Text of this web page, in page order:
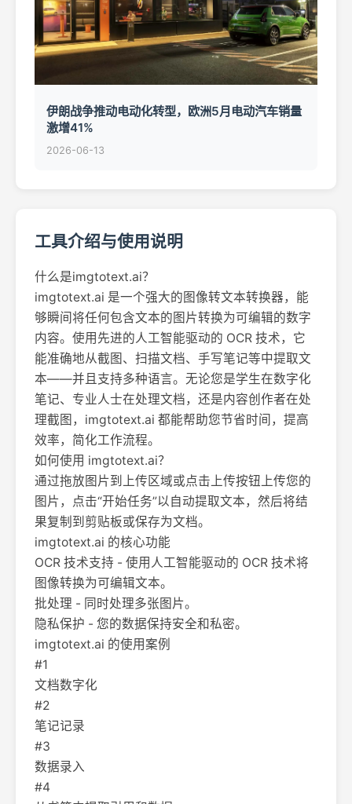
伊朗战争推动电动化转型，欧洲5月电动汽车销量
激增41%
2026-06-13
工具介绍与使用说明
什么是imgtotext.ai？
imgtotext.ai 是一个强大的图像转文本转换器，能
够瞬间将任何包含文本的图片转换为可编辑的数字
内容。使用先进的人工智能驱动的 OCR 技术，它
能准确地从截图、扫描文档、手写笔记等中提取文
本——并且支持多种语言。无论您是学生在数字化
笔记、专业人士在处理文档，还是内容创作者在处
理截图，imgtotext.ai 都能帮助您节省时间，提高
效率，简化工作流程。
如何使用 imgtotext.ai？
通过拖放图片到上传区域或点击上传按钮上传您的
图片，点击“开始任务”以自动提取文本，然后将结
果复制到剪贴板或保存为文档。
imgtotext.ai 的核心功能
OCR 技术支持 - 使用人工智能驱动的 OCR 技术将
图像转换为可编辑文本。
批处理 - 同时处理多张图片。
隐私保护 - 您的数据保持安全和私密。
imgtotext.ai 的使用案例
#1
文档数字化
#2
笔记记录
#3
数据录入
#4